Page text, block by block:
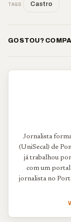
TAGS Castro
GOSTOU?
Jornalista
(UniSecal) de
já trabalhou
com um portal
jornalista no